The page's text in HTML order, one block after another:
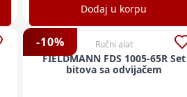
Dodaj u korpu
-10% Ručni alat
FIELDMANN FDS 1005-65R Set
bitova sa odvijačem